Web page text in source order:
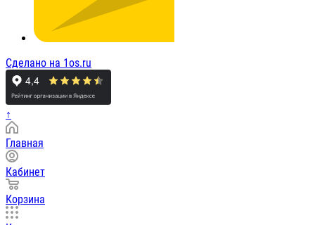
Сделано на 1os.ru
↑
Главная
Кабинет
Корзина